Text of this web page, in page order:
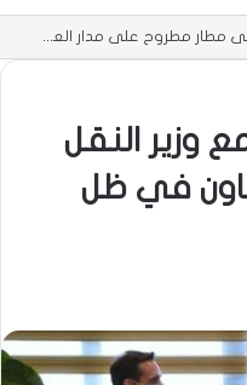
تدفقات السياحة الضخمة
وزير النقل
في ظل